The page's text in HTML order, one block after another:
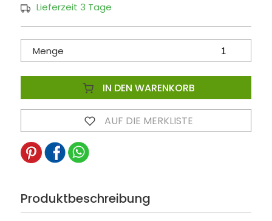
Lieferzeit 3 Tage
Menge
IN DEN WARENKORB
AUF DIE MERKLISTE
Produktbeschreibung